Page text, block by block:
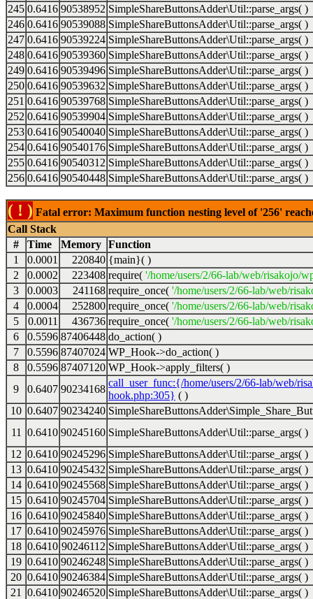
245 0.6416 90538952 SimpleShareButtonsAdder\Util::parse_args( )
246 0.6416 90539088 SimpleShareButtonsAdder\Util::parse_args( )
247 0.6416 90539224 SimpleShareButtonsAdder\Util::parse_args( )
248 0.6416 90539360 SimpleShareButtonsAdder\Util::parse_args( )
249 0.6416 90539496 SimpleShareButtonsAdder\Util::parse_args( )
250 0.6416 90539632 SimpleShareButtonsAdder\Util::parse_args( )
251 0.6416 90539768 SimpleShareButtonsAdder\Util::parse_args( )
252 0.6416 90539904 SimpleShareButtonsAdder\Util::parse_args( )
253 0.6416 90540040 SimpleShareButtonsAdder\Util::parse_args( )
254 0.6416 90540176 SimpleShareButtonsAdder\Util::parse_args( )
255 0.6416 90540312 SimpleShareButtonsAdder\Util::parse_args( )
256 0.6416 90540448 SimpleShareButtonsAdder\Util::parse_args( )
( ! ) Fatal error: Maximum function nesting level of '256'
Call Stack
#
Time Memory Function
1
0.0001 220840 {main}( )
2
0.0002 223408 require( '/home/users/2/66-lab/web/risakojo/
3
0.0003 241168 require_once( '/home/users/2/66-lab/web/
4
0.0004 252800 require_once( '/home/users/2/66-lab/web/
5
0.0011 436736 require_once( '/home/users/2/66-lab/web/
6
0.5596 87406448 do_action( )
7
0.5596 87407024 WP_Hook->do_action( )
8
0.5596 87407120 WP_Hook->apply_filters( )
9
0.6407 90234168
call_user_func:{/home/users/2/66-lab/web/
hook.php:305} ( )
10 0.6407 90234240
11
0.6410 90245160 SimpleShareButtonsAdder\Util::parse_args( )
12 0.6410 90245296 SimpleShareButtonsAdder\Util::parse_args( )
13 0.6410 90245432 SimpleShareButtonsAdder\Util::parse_args( )
14 0.6410 90245568 SimpleShareButtonsAdder\Util::parse_args( )
15 0.6410 90245704 SimpleShareButtonsAdder\Util::parse_args( )
16 0.6410 90245840 SimpleShareButtonsAdder\Util::parse_args( )
17 0.6410 90245976 SimpleShareButtonsAdder\Util::parse_args( )
18 0.6410 90246112 SimpleShareButtonsAdder\Util::parse_args( )
19 0.6410 90246248 SimpleShareButtonsAdder\Util::parse_args( )
20 0.6410 90246384 SimpleShareButtonsAdder\Util::parse_args( )
21
0.6410 90246520 SimpleShareButtonsAdder\Util::parse_args( )